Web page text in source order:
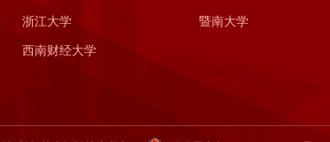
浙江大学 暨南大学
西南财经大学